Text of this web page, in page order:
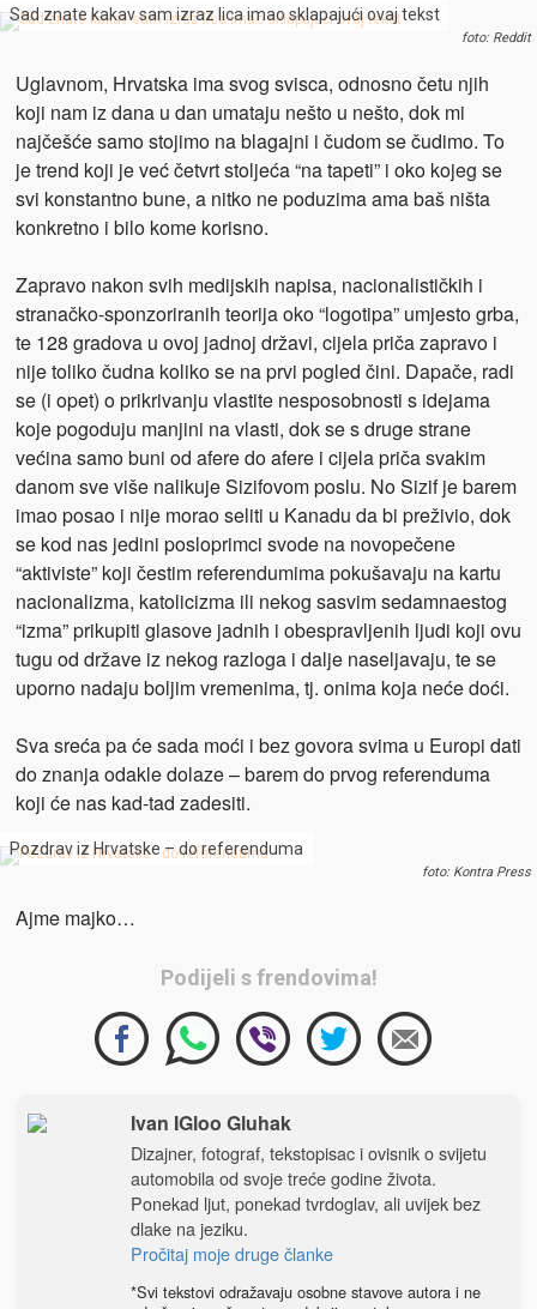
Sad znate kakav sam izraz lica imao sklapajući ovaj tekst
foto: Reddit
Uglavnom, Hrvatska ima svog svisca, odnosno četu njih
koji nam iz dana u dan umataju nešto u nešto, dok mi
najčešće samo stojimo na blagajni i čudom se čudimo. To
je trend koji je već četvrt stoljeća “na tapeti” i oko kojeg se
svi konstantno bune, a nitko ne poduzima ama baš ništa
konkretno i bilo kome korisno.
Zapravo nakon svih medijskih napisa, nacionalističkih i
stranačko-sponzoriranih teorija oko “logotipa” umjesto grba,
te 128 gradova u ovoj jadnoj državi, cijela priča zapravo i
nije toliko čudna koliko se na prvi pogled čini. Dapače, radi
se (i opet) o prikrivanju vlastite nesposobnosti s idejama
koje pogoduju manjini na vlasti, dok se s druge strane
većina samo buni od afere do afere i cijela priča svakim
danom sve više nalikuje Sizifovom poslu. No Sizif je barem
imao posao i nije morao seliti u Kanadu da bi preživio, dok
se kod nas jedini posloprimci svode na novopečene
“aktiviste” koji čestim referendumima pokušavaju na kartu
nacionalizma, katolicizma ili nekog sasvim sedamnaestog
“izma” prikupiti glasove jadnih i obespravljenih ljudi koji ovu
tugu od države iz nekog razloga i dalje naseljavaju, te se
uporno nadaju boljim vremenima, tj. onima koja neće doći.
Sva sreća pa će sada moći i bez govora svima u Europi dati
do znanja odakle dolaze – barem do prvog referenduma
koji će nas kad-tad zadesiti.
Pozdrav iz Hrvatske – do referenduma
foto: Kontra Press
Ajme majko…
Podijeli s frendovima!
Ivan IGloo Gluhak
Dizajner, fotograf, tekstopisac i ovisnik o svijetu
automobila od svoje treće godine života.
Ponekad ljut, ponekad tvrdoglav, ali uvijek bez
dlake na jeziku.
Pročitaj moje druge članke
*Svi tekstovi odražavaju osobne stavove autora i ne